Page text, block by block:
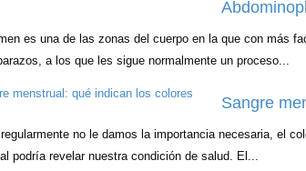
es una de las zonas del cuerpo en la que con más
a los que les sigue normalmente un proceso...
Sangre
no le damos la importancia necesaria, el
podría revelar nuestra condición de salud. El...